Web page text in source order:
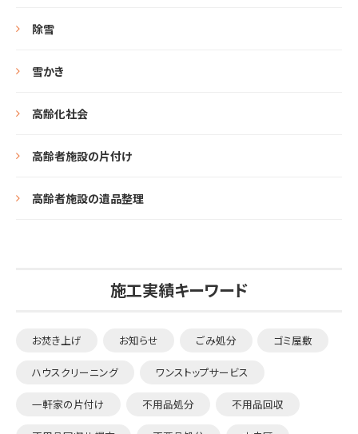
除雪
雪かき
高齢化社会
高齢者施設の片付け
高齢者施設の遺品整理
施工実績キーワード
お焚き上げ お知らせ ごみ処分 ゴミ屋敷
ハウスクリーニング ワンストップサービス
一軒家の片付け 不用品処分 不用品回収